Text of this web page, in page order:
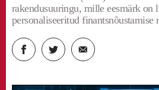
rakendusuuringu, mille eesmärk on
personaliseeritud finantsnõustamise